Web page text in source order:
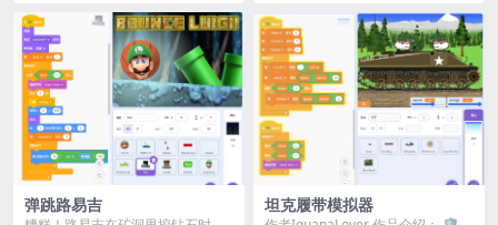
弹跳路易吉 坦克履带模拟器